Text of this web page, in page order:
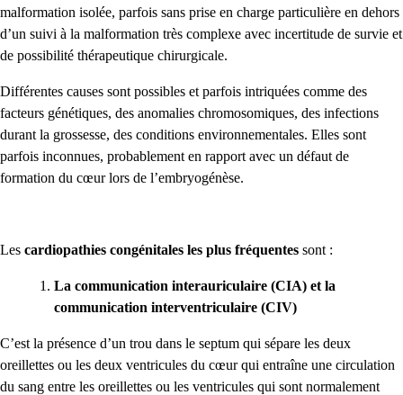
malformation isolée, parfois sans prise en charge particulière en dehors
d’un suivi à la malformation très complexe avec incertitude de survie et
de possibilité thérapeutique chirurgicale.
Différentes causes sont possibles et parfois intriquées comme des
facteurs génétiques, des anomalies chromosomiques, des infections
durant la grossesse, des conditions environnementales. Elles sont
parfois inconnues, probablement en rapport avec un défaut de
formation du cœur lors de l’embryogénèse.
Les cardiopathies congénitales les plus fréquentes sont :
La communication interauriculaire (CIA) et la
communication interventriculaire (CIV)
C’est la présence d’un trou dans le septum qui sépare les deux
oreillettes ou les deux ventricules du cœur qui entraîne une circulation
du sang entre les oreillettes ou les ventricules qui sont normalement